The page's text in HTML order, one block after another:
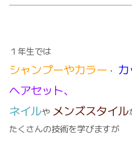
１年生では
シャンプーやカラー ・
ヘアセット、
ネイルや メンズスタイル
たくさんの技術を学びますが